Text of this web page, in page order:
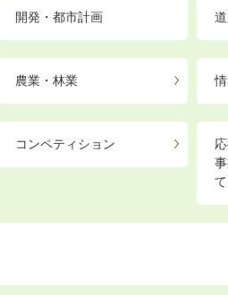
開発・都市計画
農業・林業
コンペティション
て